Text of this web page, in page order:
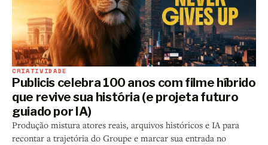
CRIATIVIDADE
Publicis celebra 100 anos com filme híbrido
que revive sua história (e projeta futuro
guiado por IA)
Produção mistura atores reais, arquivos históricos e IA para
recontar a trajetória do Groupe e marcar sua entrada no